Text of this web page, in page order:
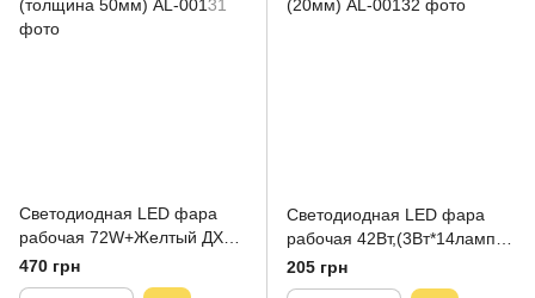
Светодиодная LED фара
рабочая 72W+Желтый ДХО
(толщина 50мм)
470 грн
Светодиодная LED фара
рабочая 42Вт,(3Вт*14ламп)
(20мм)
205 грн